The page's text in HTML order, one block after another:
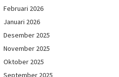
Februari 2026
Januari 2026
Desember 2025
November 2025
Oktober 2025
September 2025